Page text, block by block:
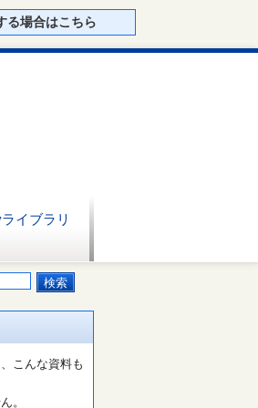
る場合はこちら
イブラリ
こんな資料も
。